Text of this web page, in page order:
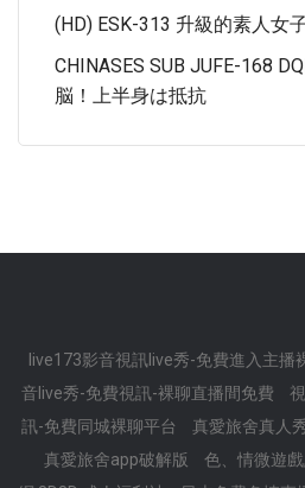
(HD) ESK-313 升級的素人女
CHINASES SUB JUFE-168
脳！上半身は抵抗
live173影音視訊live秀-免費進入主播
音live秀-免費視訊-裸聊直播間免費
訊-免費同城裸聊平台
真愛旅舍真人
真愛旅舍app破解版
色、情微遊